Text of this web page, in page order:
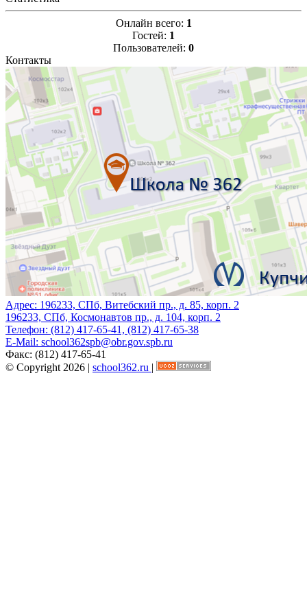
Онлайн всего: 1
Гостей: 1
Пользователей: 0
Контакты
Адрес: 196233, СПб, Витебский пр., д. 85, корп. 2
196233, СПб, Космонавтов пр., д. 104, корп. 2
Телефон: (812) 417-65-41, (812) 417-65-38
E-Mail: school362spb@obr.gov.spb.ru
Факс: (812) 417-65-41
© Copyright 2026 | school362.ru |